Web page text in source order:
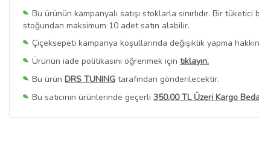
Bu ürünün kampanyalı satışı stoklarla sınırlıdır. Bir tüketici
stoğundan maksimum 10 adet satın alabilir.
Çiçeksepeti kampanya koşullarında değişiklik yapma
Ürünün iade politikasını öğrenmek için tıklayın.
Bu ürün DRS TUNING tarafından gönderilecektir.
Bu satıcının ürünlerinde geçerli 350,00 TL Üzeri Kargo
Bu SatıcınınTüm Ürünlerini Görüntüle